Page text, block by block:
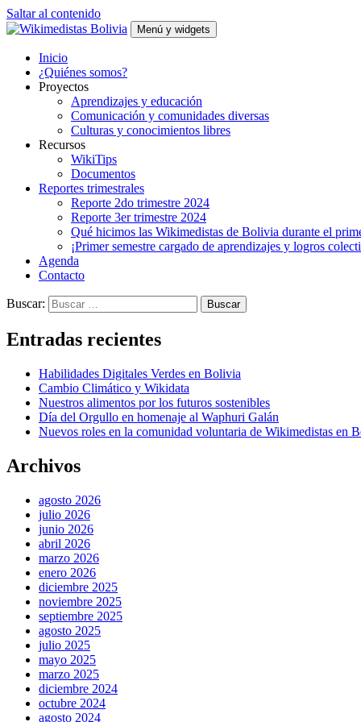
Saltar al contenido
Wikimedistas Bolivia
Wikimedistas de Bolivia
Menú y widgets
Inicio
¿Quiénes somos?
Proyectos
Aprendizajes y educación
Comunicación y comunidades diversas
Culturas y conocimientos libres
Recursos
WikiTips
Documentos
Reportes trimestrales
Reporte 2do trimestre 2024
Reporte 3er trimestre 2024
Qué hicimos las Wikimedistas de Bolivia durante el
¡Primer semestre cargado de aprendizajes y logros
Agenda
Contacto
Buscar:
Entradas recientes
Habilidades Digitales Verdes en Bolivia
Cambio Climático y Wikidata
Nuestros alimentos por los futuros sostenibles
Día del Orgullo en homenaje al Waphuri Galán
Nuevos roles en la comunidad voluntaria de Wikimedistas en
Archivos
agosto 2026
julio 2026
junio 2026
abril 2026
marzo 2026
enero 2026
diciembre 2025
noviembre 2025
septiembre 2025
agosto 2025
julio 2025
mayo 2025
marzo 2025
diciembre 2024
octubre 2024
agosto 2024